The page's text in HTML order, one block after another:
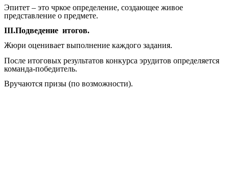
Эпитет – это чркое определение, создающее живое
представление о предмете.
III.Подведение итогов.
Жюри оценивает выполнение каждого задания.
После итоговых результатов конкурса эрудитов определяется
команда-победитель.
Вручаются призы (по возможности).